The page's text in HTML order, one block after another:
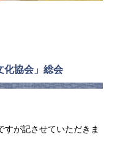
化協会」総会
が記させていただきま